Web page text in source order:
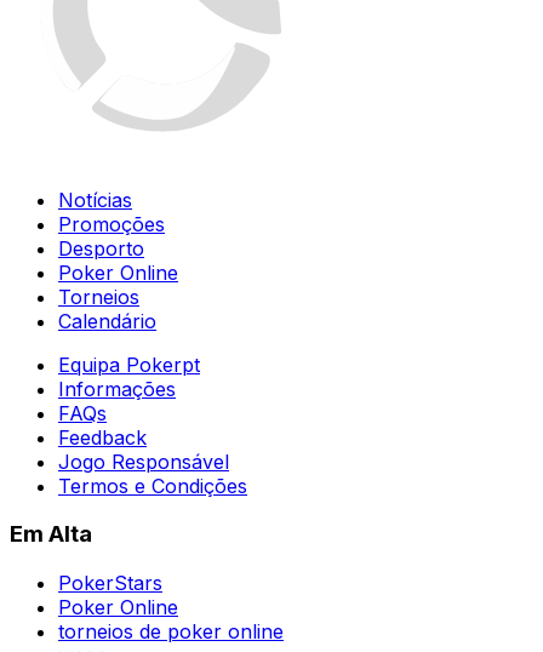
Notícias
Promoções
Desporto
Poker Online
Torneios
Calendário
Equipa Pokerpt
Informações
FAQs
Feedback
Jogo Responsável
Termos e Condições
Em Alta
PokerStars
Poker Online
torneios de poker online